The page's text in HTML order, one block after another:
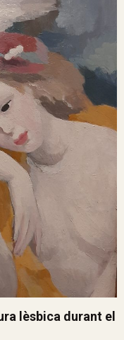
lèsbica durant el